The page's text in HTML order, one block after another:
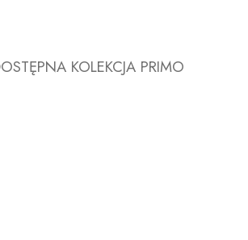
KOLEKCJA PRIMO